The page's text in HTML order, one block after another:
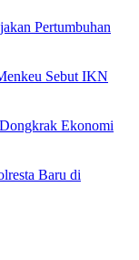
Pertumbuhan
Sebut IKN
Ekonomi
Baru di